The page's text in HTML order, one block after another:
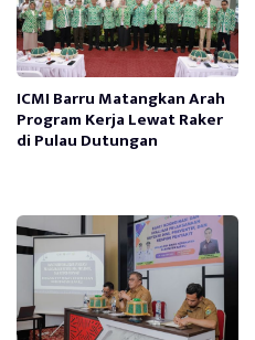
ICMI Barru Matangkan Arah
Program Kerja Lewat Raker
di Pulau Dutungan